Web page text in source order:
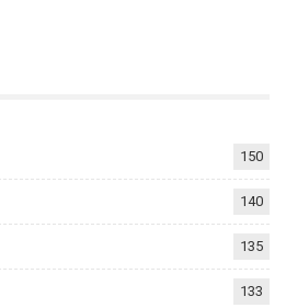
150
140
135
133